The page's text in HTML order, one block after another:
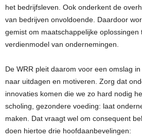
het bedrijfsleven. Ook onderkent de
van bedrijven onvoldoende. Daardoor
gemist om maatschappelijke
verdienmodel van ondernemingen.
De WRR pleit daarom voor een omslag
naar uitdagen en motiveren. Zorg dat
innovaties komen die we zo hard nodig
scholing, gezondere voeding: laat
maken. Dat vraagt wel om consequent
doen hiertoe drie hoofdaanbevelingen: